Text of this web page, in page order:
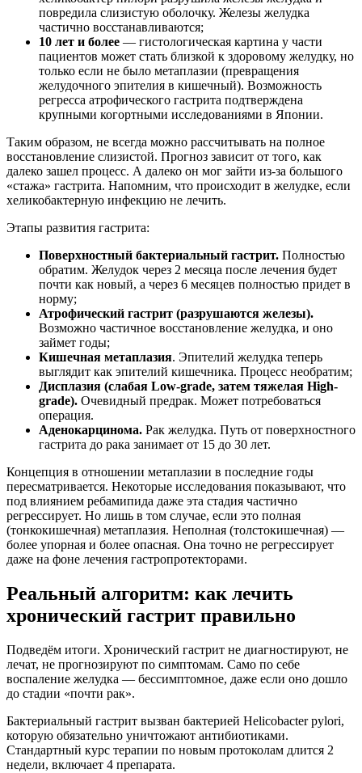
повредила слизистую оболочку. Железы желудка
частично восстанавливаются;
10 лет и более — гистологическая картина у части
пациентов может стать близкой к здоровому желудку, но
только если не было метаплазии (превращения
желудочного эпителия в кишечный). Возможность
регресса атрофического гастрита подтверждена
крупными когортными исследованиями в Японии.
Таким образом, не всегда можно рассчитывать на полное
восстановление слизистой. Прогноз зависит от того, как
далеко зашел процесс. А далеко он мог зайти из-за большого
«стажа» гастрита. Напомним, что происходит в желудке, если
хеликобактерную инфекцию не лечить.
Этапы развития гастрита:
Поверхностный бактериальный гастрит. Полностью
обратим. Желудок через 2 месяца после лечения будет
почти как новый, а через 6 месяцев полностью придет в
норму;
Атрофический гастрит (разрушаются железы).
Возможно частичное восстановление желудка, и оно
займет годы;
Кишечная метаплазия. Эпителий желудка теперь
выглядит как эпителий кишечника. Процесс необратим;
Дисплазия (слабая Low-grade, затем тяжелая High-
grade). Очевидный предрак. Может потребоваться
операция.
Аденокарцинома. Рак желудка. Путь от поверхностного
гастрита до рака занимает от 15 до 30 лет.
Концепция в отношении метаплазии в последние годы
пересматривается. Некоторые исследования показывают, что
под влиянием ребамипида даже эта стадия частично
регрессирует. Но лишь в том случае, если это полная
(тонкокишечная) метаплазия. Неполная (толстокишечная) —
более упорная и более опасная. Она точно не регрессирует
даже на фоне лечения гастропротекторами.
Реальный алгоритм: как лечить
хронический гастрит правильно
Подведём итоги. Хронический гастрит не диагностируют, не
лечат, не прогнозируют по симптомам. Само по себе
воспаление желудка — бессимптомное, даже если оно дошло
до стадии «почти рак».
Бактериальный гастрит вызван бактерией Helicobacter pylori,
которую обязательно уничтожают антибиотиками.
Стандартный курс терапии по новым протоколам длится 2
недели, включает 4 препарата.